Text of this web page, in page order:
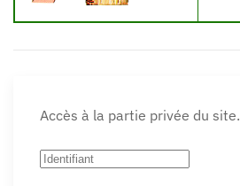
Accès à la partie privée du site.